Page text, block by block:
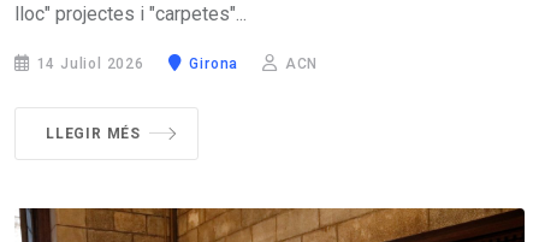
lloc" projectes i "carpetes"...
14 Juliol 2026 Girona ACN
LLEGIR MÉS